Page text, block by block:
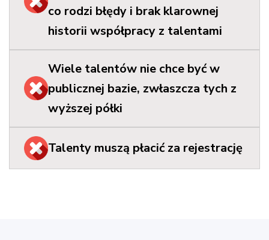
co rodzi błędy i brak klarownej
historii współpracy z talentami
Wiele talentów nie chce być w
publicznej bazie, zwłaszcza tych z
wyższej półki
Talenty muszą płacić za rejestrację